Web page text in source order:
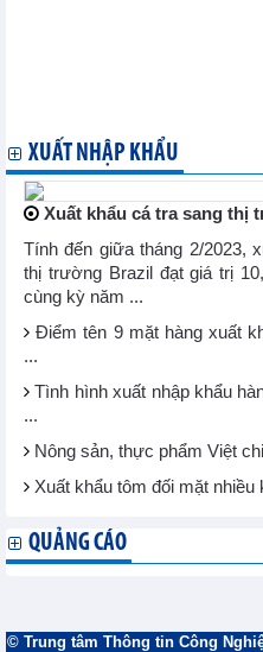
XUẤT NHẬP KHẨU
Xuất khẩu cá tra sang thị
Tính đến giữa tháng 2/2023,
thị trường Brazil đạt giá trị
cùng kỳ năm ...
Điểm tên 9 mặt hàng xuất
...
Tình hình xuất nhập khẩu
...
Nông sản, thực phẩm Việt
Xuất khẩu tôm đối mặt
QUẢNG CÁO
© Trung tâm Thông tin Công